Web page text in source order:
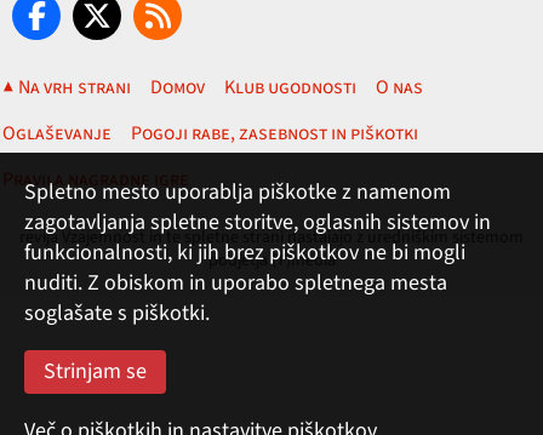
▲ Na vrh strani Domov Klub ugodnosti
O nas
Oglaševanje
Pogoji rabe, zasebnost in piškotki
Pravila nagradne igre
revija Vzajemnost in te spletne strani nastajajo z uredniškim sistemom
podjetja (T)media
Spletno mesto uporablja piškotke z namenom
zagotavljanja spletne storitve, oglasnih sistemov in
funkcionalnosti, ki jih brez piškotkov ne bi mogli
nuditi. Z obiskom in uporabo spletnega mesta
soglašate s piškotki.